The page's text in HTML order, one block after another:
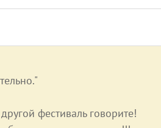
фестиваль говорите!